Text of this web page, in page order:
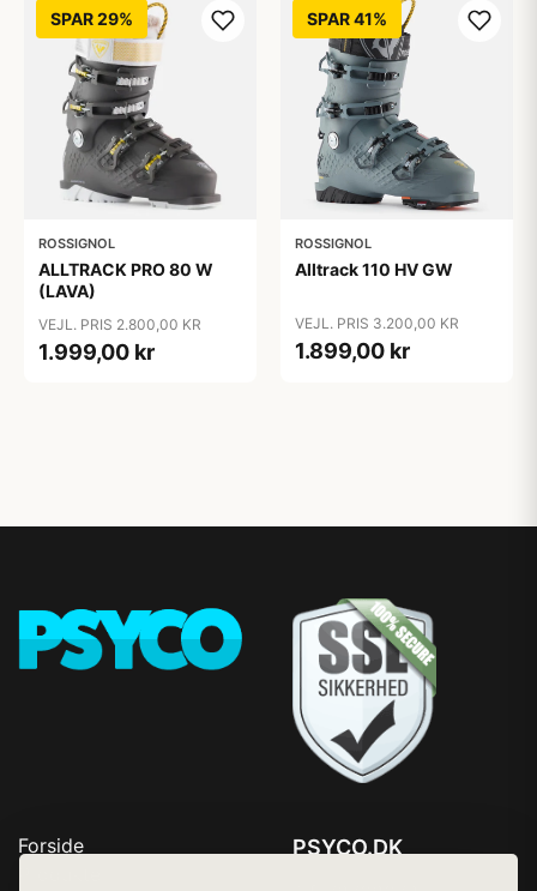
SPAR 29%
ROSSIGNOL
ALLTRACK PRO 80 W
(LAVA)
VEJL. PRIS 2.800,00 KR
1.999,00 kr
SPAR 41%
ROSSIGNOL
Alltrack 110 HV GW
VEJL. PRIS 3.200,00 KR
1.899,00 kr
Forside
PSYCO.DK